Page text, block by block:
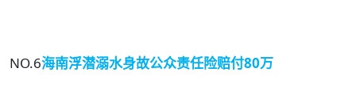
NO.6海南浮潜溺水身故公众责任险赔付80万